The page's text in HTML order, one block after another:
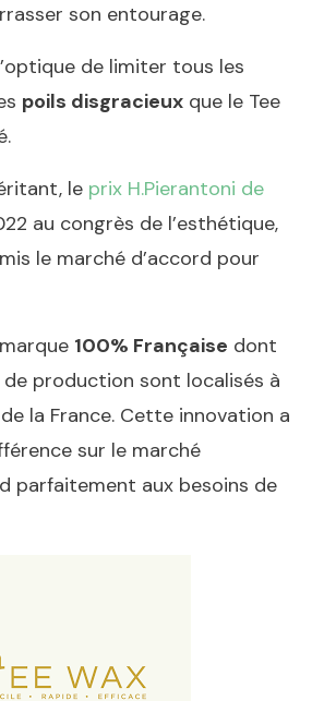
son entourage.
de limiter tous les
poils disgracieux que le Tee
le prix H.Pierantoni de
au congrès de l’esthétique,
le marché d’accord pour
100% Française dont
production sont localisés à
la France. Cette innovation a
sur le marché
parfaitement aux besoins de